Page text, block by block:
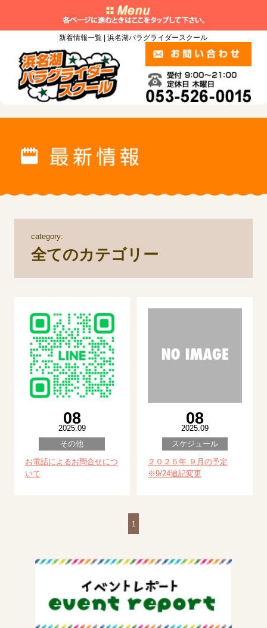
新着情報一覧 | 浜名湖パラグライダースクール
category:
全てのカテゴリー
08
2025.09
その他
お電話によるお問合せにつ
いて
08
2025.09
スケジュール
２０２５年 ９月の予定
※9/24追記変更
1